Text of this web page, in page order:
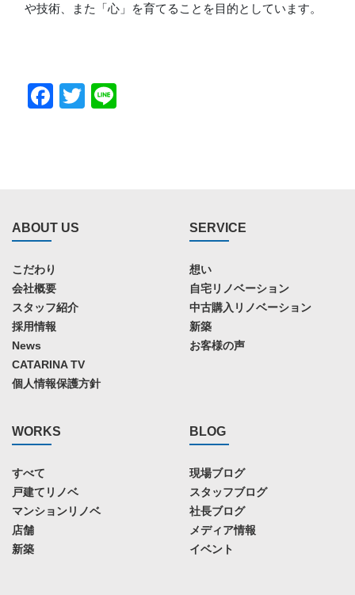
や技術、また「心」を育てることを目的としています。
Facebook
Twitter
ABOUT US
こだわり
会社概要
スタッフ紹介
採用情報
News
CATARINA TV
個人情報保護方針
SERVICE
想い
自宅リノベーション
中古購入リノベーション
新築
お客様の声
WORKS
すべて
戸建てリノベ
マンションリノベ
店舗
新築
BLOG
現場ブログ
スタッフブログ
社長ブログ
メディア情報
イベント